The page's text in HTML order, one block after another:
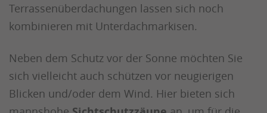
Terrassenüberdachungen lassen sich noch
kombinieren mit Unterdachmarkisen.
Neben dem Schutz vor der Sonne möchten Sie
sich vielleicht auch schützen vor neugierigen
Blicken und/oder dem Wind. Hier bieten sich